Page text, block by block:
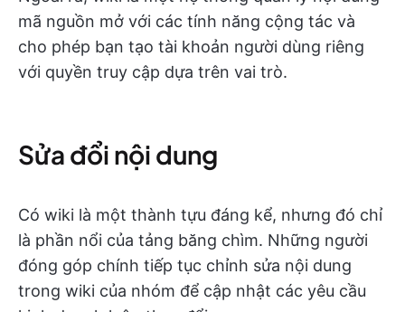
mã nguồn mở với các tính năng cộng tác và
cho phép bạn tạo tài khoản người dùng riêng
với quyền truy cập dựa trên vai trò.
Sửa đổi nội dung
Có wiki là một thành tựu đáng kể, nhưng đó chỉ
là phần nổi của tảng băng chìm. Những người
đóng góp chính tiếp tục chỉnh sửa nội dung
trong wiki của nhóm để cập nhật các yêu cầu